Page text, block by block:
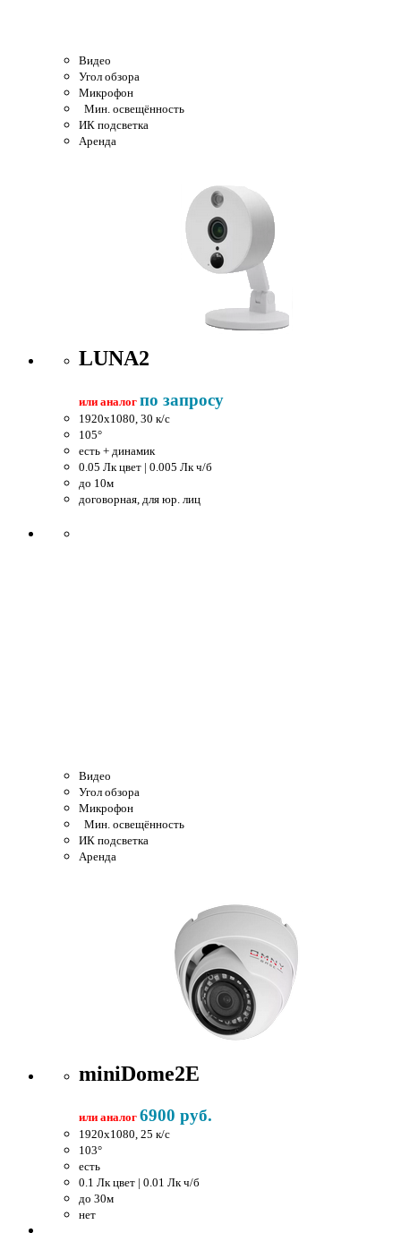
Видео
Угол обзора
Микрофон
Мин. освещённость
ИК подсветка
Аренда
LUNA2
или аналог по запросу
1920x1080, 30 к/c
105°
есть + динамик
0.05 Лк цвет | 0.005 Лк ч/б
до 10м
договорная, для юр. лиц
Видео
Угол обзора
Микрофон
Мин. освещённость
ИК подсветка
Аренда
miniDome2E
или аналог 6900 руб.
1920x1080, 25 к/c
103°
есть
0.1 Лк цвет | 0.01 Лк ч/б
до 30м
нет